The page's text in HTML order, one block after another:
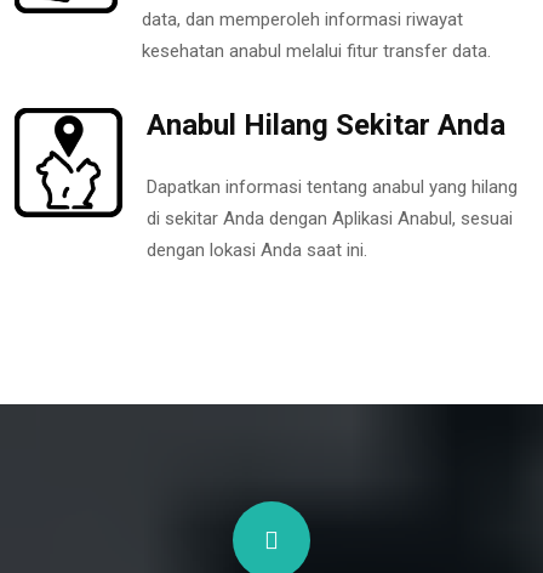
data, dan memperoleh informasi riwayat
kesehatan anabul melalui fitur transfer data.
Anabul Hilang Sekitar Anda
Dapatkan informasi tentang anabul yang hilang
di sekitar Anda dengan Aplikasi Anabul, sesuai
dengan lokasi Anda saat ini.